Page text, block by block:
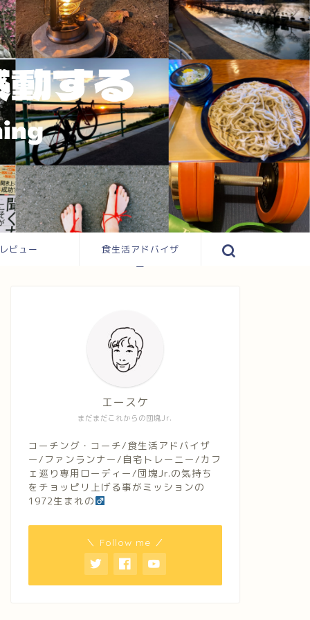
レビュー
食生活アドバイザ
ー
まだまだこれからの団塊Jr.
エースケ
コーチング・コーチ/食生活アドバイザ
ー/ファンランナー/自宅トレーニー/カフ
ェ巡り専用ローディー/団塊Jr.の気持ち
をチョッピリ上げる事がミッションの
1972生まれの
＼ Follow me ／